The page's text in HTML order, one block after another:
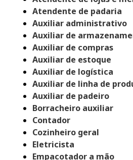
Atendente de padaria
Auxiliar administrativo
Auxiliar de
Auxiliar de compras
Auxiliar de estoque
Auxiliar de logística
Auxiliar de linha de
Auxiliar de padeiro
Borracheiro auxiliar
Contador
Cozinheiro geral
Eletricista
Empacotador a mão